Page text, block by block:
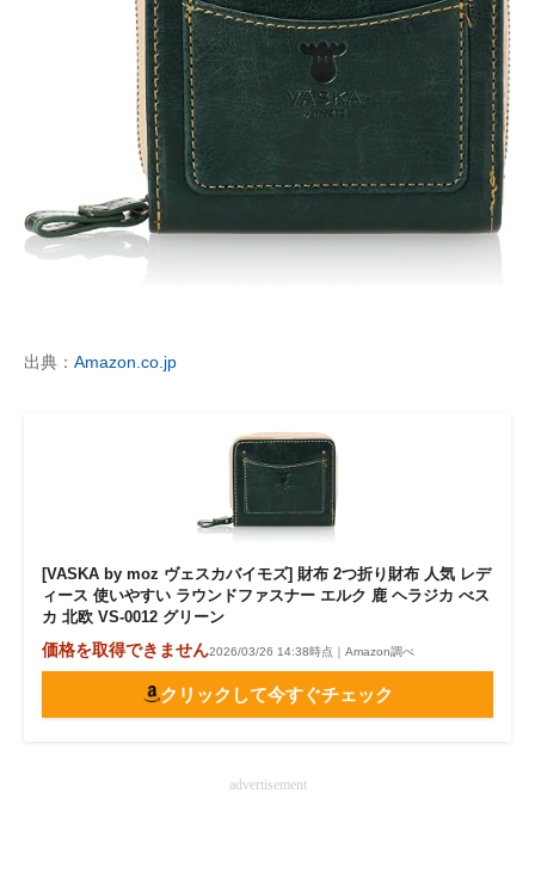
出典： Amazon.co.jp
[VASKA by moz ヴェスカバイモズ] 財布 2つ折り財布 人気 レデ
ィース 使いやすい ラウンドファスナー エルク 鹿 ヘラジカ べス
カ 北欧 VS-0012 グリーン
価格を取得できません2026/03/26 14:38時点｜Amazon調べ
クリックして今すぐチェック
advertisement